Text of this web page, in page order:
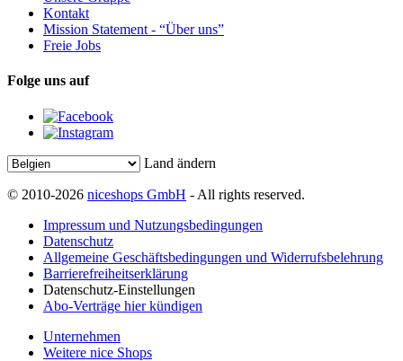
Kontakt
Mission Statement - “Über uns”
Freie Jobs
Folge uns auf
Land ändern
© 2010-2026 niceshops GmbH - All rights reserved.
Impressum und Nutzungsbedingungen
Datenschutz
Allgemeine Geschäftsbedingungen und Widerrufsbelehrung
Barrierefreiheitserklärung
Datenschutz-Einstellungen
Abo-Verträge hier kündigen
Unternehmen
Weitere nice Shops